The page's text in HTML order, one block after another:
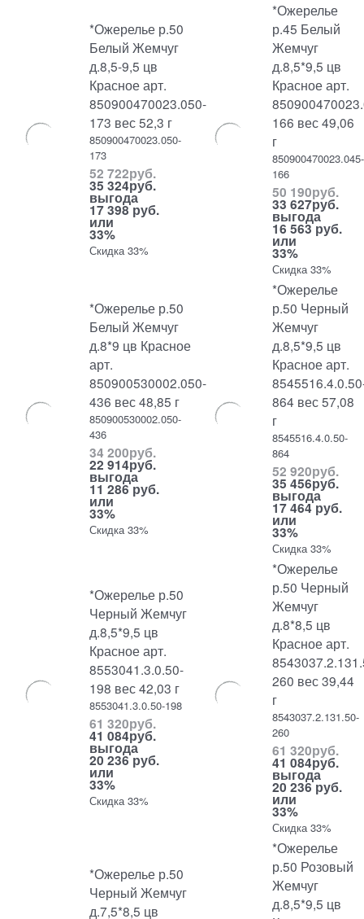
*Ожерелье р.50
Белый Жемчуг
д.8,5-9,5 цв
Красное арт.
850900470023.050-
173 вес 52,3 г
850900470023.050-
173
52 722руб.
35 324руб.
выгода
17 398 руб.
или
33%
Скидка 33%
*Ожерелье
р.45 Белый
Жемчуг
д.8,5*9,5 цв
Красное арт.
166 вес 49,06
г
850900470023.045-
166
50 190руб.
33 627руб.
выгода
16 563 руб.
или
33%
Скидка 33%
*Ожерелье р.50
Белый Жемчуг
д.8*9 цв Красное
арт.
850900530002.050-
436 вес 48,85 г
850900530002.050-
436
34 200руб.
22 914руб.
выгода
11 286 руб.
или
33%
Скидка 33%
*Ожерелье
р.50 Черный
Жемчуг
д.8,5*9,5 цв
Красное арт.
864 вес 57,08
г
8545516.4.0.50-
864
52 920руб.
35 456руб.
выгода
17 464 руб.
или
33%
Скидка 33%
*Ожерелье р.50
Черный Жемчуг
д.8,5*9,5 цв
Красное арт.
8553041.3.0.50-
198 вес 42,03 г
8553041.3.0.50-198
61 320руб.
41 084руб.
выгода
20 236 руб.
или
33%
Скидка 33%
*Ожерелье
р.50 Черный
Жемчуг
д.8*8,5 цв
Красное арт.
260 вес 39,44
г
8543037.2.131.50-
260
61 320руб.
41 084руб.
выгода
20 236 руб.
или
33%
Скидка 33%
*Ожерелье р.50
Черный Жемчуг
д.7,5*8,5 цв
*Ожерелье
р.50 Розовый
Жемчуг
д.8,5*9,5 цв